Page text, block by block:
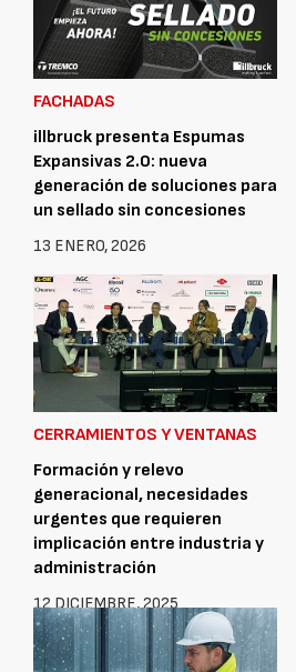
FACHADAS
illbruck presenta Espumas
Expansivas 2.0: nueva
generación de soluciones para
un sellado sin concesiones
13 ENERO, 2026
CERRAMIENTOS Y VENTANAS
Formación y relevo
generacional, necesidades
urgentes que requieren
implicación entre industria y
administración
12 DICIEMBRE, 2025